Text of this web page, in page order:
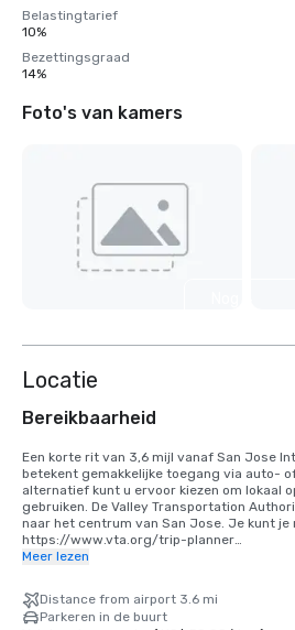
Belastingtarief
10%
Bezettingsgraad
14%
Foto's van kamers
Locatie
Bereikbaarheid
Een korte rit van 3,6 mijl vanaf San Jose
betekent gemakkelijke toegang via auto-
alternatief kunt u ervoor kiezen om lokaal
gebruiken. De Valley Transportation
naar het centrum van San Jose. Je kunt
https://www.vta.org/trip-planner
optie om 40 minuten naar het zuiden te
een gedeelde ritdienst. Als alternatief kunt
BART en Caltrain. https://www.bart.gov
Meer lezen
Distance from airport 3.6 mi
Parkeren in de buurt